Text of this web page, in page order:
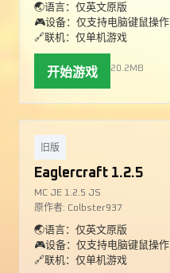
🌏语言：仅英文原版
🎮设备：仅支持电脑键鼠操作
🔗联机：仅单机游戏
开始游戏 20.2MB
旧版
Eaglercraft 1.2.5
MC JE 1.2.5 JS
原作者: Colbster937
🌏语言：仅英文原版
🎮设备：仅支持电脑键鼠操作
🔗联机：仅单机游戏